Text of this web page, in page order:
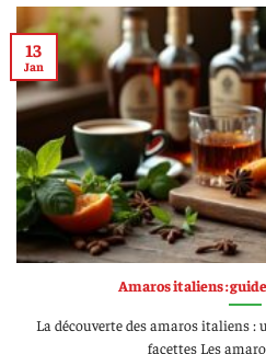
Amaros italiens :
La découverte des amaros italiens
facettes Les
13
Jan